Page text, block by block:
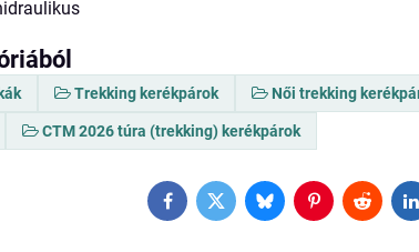
Trekking kerékpárok Női trekking
CTM 2026 túra (trekking) kerékpárok
FacebookTwitterBlueskyPinterestReddit